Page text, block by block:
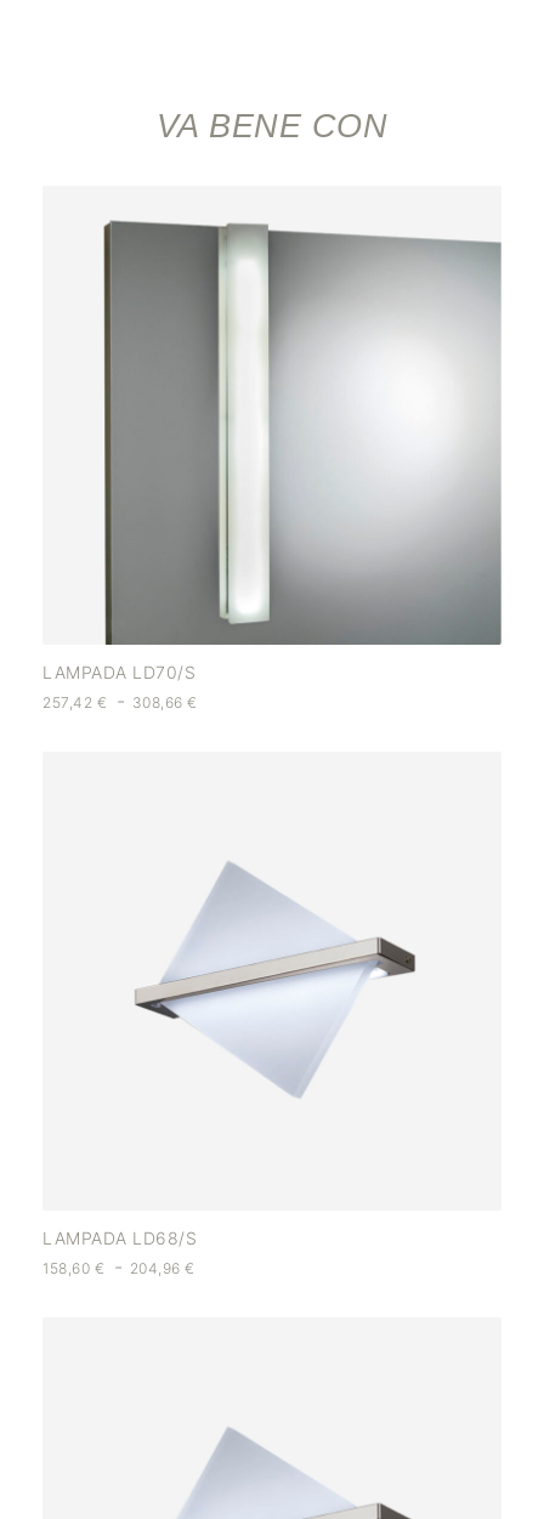
VA BENE CON
LAMPADA LD70/S
257,42 € - 308,66€
LAMPADA LD68/S
158,60 € - 204,96€